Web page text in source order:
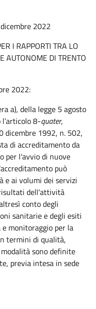
2022
I RAPPORTI TRA LO
AUTONOME DI TRENTO
2022:
a), della legge 5 agosto
8-quater,
dicembre 1992, n. 502,
di accreditamento da
per l'avvio di nuove
può
e ai volumi dei servizi
dell'attività
conto degli
sanitarie e degli esiti
monitoraggio per la
termini di qualità,
sono definite
previa intesa in sede